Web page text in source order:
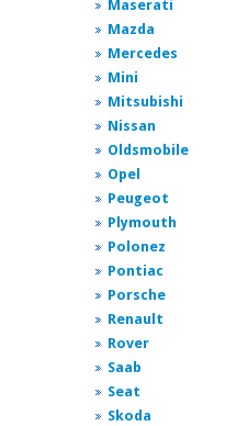
Maserati
Mazda
Mercedes
Mini
Mitsubishi
Nissan
Oldsmobile
Opel
Peugeot
Plymouth
Polonez
Pontiac
Porsche
Renault
Rover
Saab
Seat
Skoda